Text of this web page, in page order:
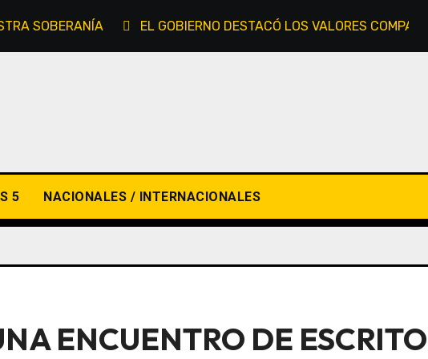
SOBERANÍA EL GOBIERNO DESTACÓ LOS VALORES
5 NACIONALES / INTERNACIONALES
ENCUENTRO DE